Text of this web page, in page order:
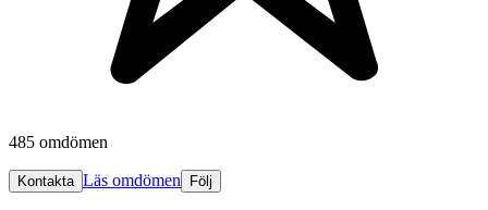
485 omdömen
Kontakta Läs omdömen Följ